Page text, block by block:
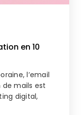
en 10
l’email
mails est
digital,